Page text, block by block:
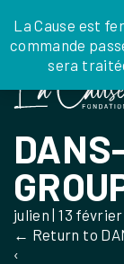
to
the
La Cause est
commande
sera
JE DONNE JE
julien |13
← Return to
‹